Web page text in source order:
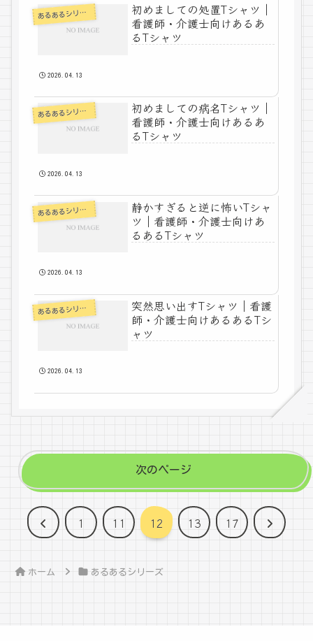
あ
るあるシリーズ
初めましての処置Tシャツ｜
看護師・介護士向けあるあ
るTシャツ
2026.04.13
あ
るあるシリーズ
初めましての病名Tシャツ｜
看護師・介護士向けあるあ
るTシャツ
2026.04.13
あ
るあるシリーズ
静かすぎると逆に怖いTシャ
ツ｜看護師・介護士向けあ
るあるTシャツ
2026.04.13
あ
るあるシリーズ
突然思い出すTシャツ｜看護
師・介護士向けあるあるTシ
ャツ
2026.04.13
次のページ
前
1 11 12 13 17
次
ホーム あるあるシリーズ